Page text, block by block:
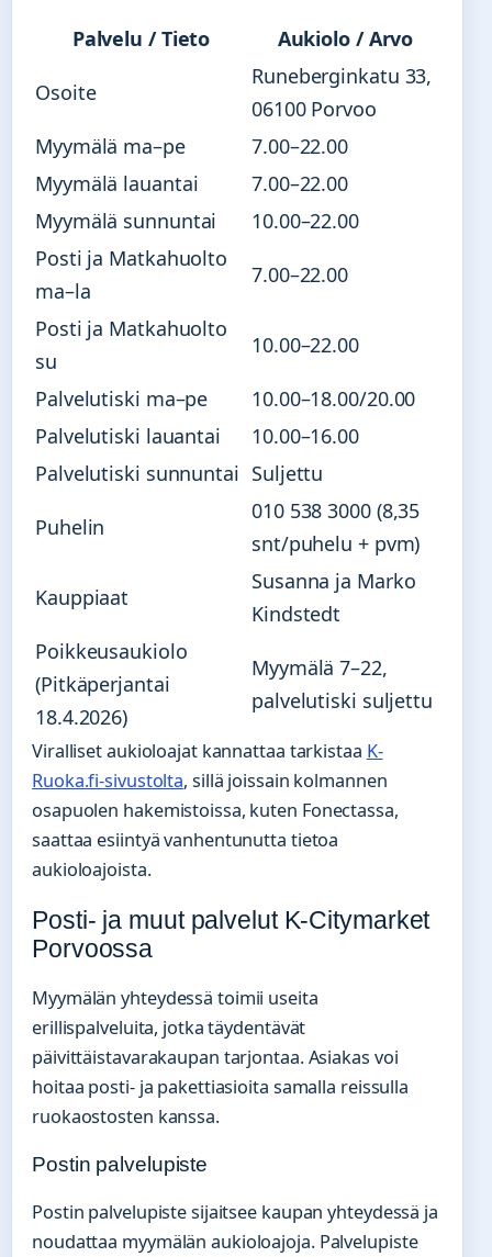
Palvelu / Tieto Aukiolo / Arvo
Osoite
Runeberginkatu 33,
06100 Porvoo
Myymälä ma–pe
7.00–22.00
Myymälä lauantai
7.00–22.00
Myymälä sunnuntai
10.00–22.00
Posti ja Matkahuolto
ma–la
7.00–22.00
Posti ja Matkahuolto
su
10.00–22.00
Palvelutiski ma–pe
10.00–18.00/20.00
Palvelutiski lauantai
10.00–16.00
Palvelutiski sunnuntai Suljettu
Puhelin
010 538 3000 (8,35
snt/puhelu + pvm)
Kauppiaat
Susanna ja Marko
Kindstedt
Poikkeusaukiolo
(Pitkäperjantai
18.4.2026)
Myymälä 7–22,
palvelutiski suljettu
Viralliset aukioloajat kannattaa tarkistaa K-
Ruoka.fi-sivustolta, sillä joissain kolmannen
osapuolen hakemistoissa, kuten Fonectassa,
saattaa esiintyä vanhentunutta tietoa
aukioloajoista.
Posti- ja muut palvelut K-Citymarket
Porvoossa
Myymälän yhteydessä toimii useita
erillispalveluita, jotka täydentävät
päivittäistavarakaupan tarjontaa. Asiakas voi
hoitaa posti- ja pakettiasioita samalla reissulla
ruokaostosten kanssa.
Postin palvelupiste
Postin palvelupiste sijaitsee kaupan yhteydessä ja
noudattaa myymälän aukioloajoja. Palvelupiste